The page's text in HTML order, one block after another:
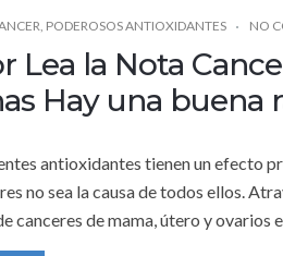
, PODEROSOS ANTIOXIDANTES NO
Lea la Nota
Hay una buena
antioxidantes tienen un efecto
no sea la causa de todos ellos.
canceres de mama, útero y